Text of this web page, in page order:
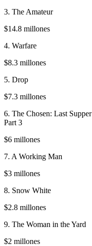
3. The Amateur
$14.8 millones
4. Warfare
$8.3 millones
5. Drop
$7.3 millones
6. The Chosen: Last Supper
Part 3
$6 millones
7. A Working Man
$3 millones
8. Snow White
$2.8 millones
9. The Woman in the Yard
$2 millones